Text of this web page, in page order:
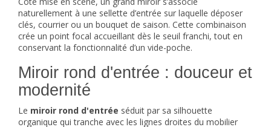
naturellement à une sellette d’entrée sur laquelle déposer
clés, courrier ou un bouquet de saison. Cette combinaison
crée un point focal accueillant dès le seuil franchi, tout en
conservant la fonctionnalité d’un vide-poche.
Miroir rond d'entrée : douceur et
modernité
Le miroir rond d'entrée séduit par sa silhouette
organique qui tranche avec les lignes droites du mobilier